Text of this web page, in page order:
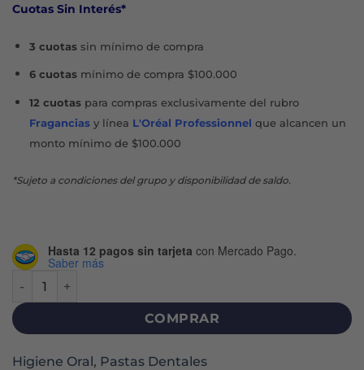
Cuotas Sin Interés*
3 cuotassin mínimo de compra
6 cuotasmínimo de compra $100.000
12 cuotaspara compras exclusivamente del rubro
Fraganciasy línea L'Oréal Professionnel que alcancen un
monto mínimo de $100.000
*Sujeto a condiciones del grupo y disponibilidad de saldo.
Hasta 12 pagos sin tarjeta con Mercado Pago.
Saber más
COMPRAR
Higiene Oral, Pastas Dentales